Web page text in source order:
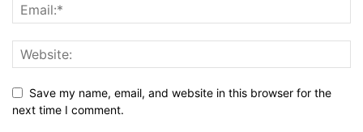
Save my name, email, and website in this browser for the
next time I comment.